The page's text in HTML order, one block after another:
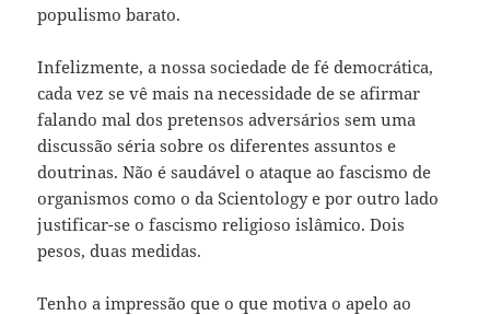
populismo barato.
Infelizmente, a nossa sociedade de fé democrática,
cada vez se vê mais na necessidade de se afirmar
falando mal dos pretensos adversários sem uma
discussão séria sobre os diferentes assuntos e
doutrinas. Não é saudável o ataque ao fascismo de
organismos como o da Scientology e por outro lado
justificar-se o fascismo religioso islâmico. Dois
pesos, duas medidas.
Tenho a impressão que o que motiva o apelo ao